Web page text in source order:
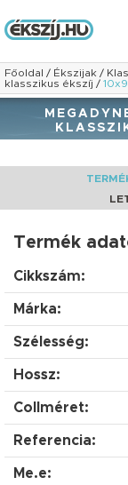
Főoldal / Ékszijak /
klasszikus ékszíj /
Termék
Cikkszám:
Márka:
Szélesség:
Hossz:
Collméret:
Referencia:
Me.e: